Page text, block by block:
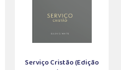
Serviço Cristão (Edição